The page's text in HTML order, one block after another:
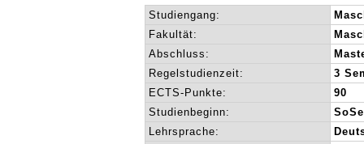
Studiengang:
Fakultät:
Abschluss:
Regelstudienzeit:
3
ECTS-Punkte:
90
Studienbeginn:
Lehrsprache: